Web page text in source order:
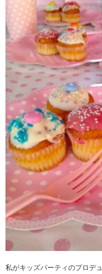
私がキッズパーティのプロデ